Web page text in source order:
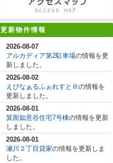
更新物件情報
2026-08-07
アルカディア第2駐車場の情報を更
新しました。
2026-08-02
えぴなぁるふぉれすとⅢ の情報を
更新しました。
2026-08-01
箕面如意谷住宅7号棟の情報を更新
しました。
2026-08-01
瀬川２丁目貸家の情報を更新しま
した。